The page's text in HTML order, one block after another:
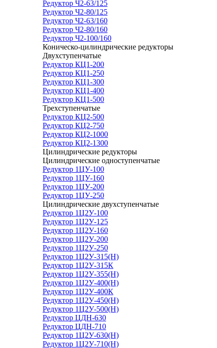
Редуктор Ч2-63/125
Редуктор Ч2-80/125
Редуктор Ч2-63/160
Редуктор Ч2-80/160
Редуктор Ч2-100/160
Коническо-цилиндрические редукторы
Двухступенчатые
Редуктор КЦ1-200
Редуктор КЦ1-250
Редуктор КЦ1-300
Редуктор КЦ1-400
Редуктор КЦ1-500
Трехступенчатые
Редуктор КЦ2-500
Редуктор КЦ2-750
Редуктор КЦ2-1000
Редуктор КЦ2-1300
Цилиндрические редукторы
Цилиндрические одноступенчатые
Редуктор 1ЦУ-100
Редуктор 1ЦУ-160
Редуктор 1ЦУ-200
Редуктор 1ЦУ-250
Цилиндрические двухступенчатые
Редуктор 1Ц2У-100
Редуктор 1Ц2У-125
Редуктор 1Ц2У-160
Редуктор 1Ц2У-200
Редуктор 1Ц2У-250
Редуктор 1Ц2У-315(Н)
Редуктор 1Ц2У-315К
Редуктор 1Ц2У-355(Н)
Редуктор 1Ц2У-400(Н)
Редуктор 1Ц2У-400К
Редуктор 1Ц2У-450(Н)
Редуктор 1Ц2У-500(Н)
Редуктор ЦДН-630
Редуктор ЦДН-710
Редуктор 1Ц2У-630(Н)
Редуктор 1Ц2У-710(Н)